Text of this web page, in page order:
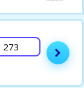
273 274